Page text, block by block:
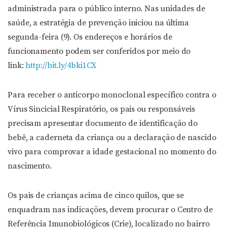
administrada para o público interno. Nas unidades de
saúde, a estratégia de prevenção iniciou na última
segunda-feira (9). Os endereços e horários de
funcionamento podem ser conferidos por meio do
link:http://bit.ly/4bki1CX
Para receber o anticorpo monoclonal específico contra o
Vírus Sincicial Respiratório, os pais ou responsáveis
precisam apresentar documento de identificação do
bebê, a caderneta da criança ou a declaração de nascido
vivo para comprovar a idade gestacional no momento do
nascimento.
Os pais de crianças acima de cinco quilos, que se
enquadram nas indicações, devem procurar o Centro de
Referência Imunobiológicos (Crie), localizado no bairro